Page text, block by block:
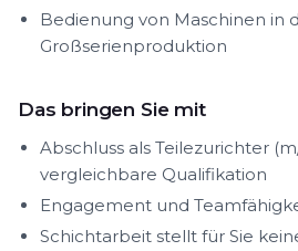
Bedienung von Maschinen in
Großserienproduktion
Das bringen Sie mit
Abschluss als Teilezurichter
vergleichbare Qualifikation
Engagement und
Schichtarbeit stellt für Sie